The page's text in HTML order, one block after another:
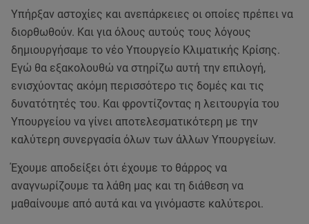
Υπήρξαν αστοχίες και ανεπάρκειες οι οποίες πρέπει να
διορθωθούν. Και για όλους αυτούς τους λόγους
δημιουργήσαμε το νέο Υπουργείο Κλιματικής Κρίσης.
Εγώ θα εξακολουθώ να στηρίζω αυτή την επιλογή,
ενισχύοντας ακόμη περισσότερο τις δομές και τις
δυνατότητές του. Και φροντίζοντας η λειτουργία του
Υπουργείου να γίνει αποτελεσματικότερη με την
καλύτερη συνεργασία όλων των άλλων Υπουργείων.
Έχουμε αποδείξει ότι έχουμε το θάρρος να
αναγνωρίζουμε τα λάθη μας και τη διάθεση να
μαθαίνουμε από αυτά και να γινόμαστε καλύτεροι.